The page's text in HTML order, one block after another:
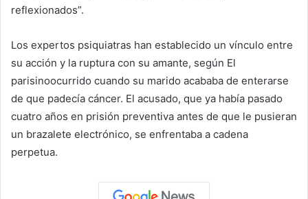
reflexionados”.
Los expertos psiquiatras han establecido un vínculo entre
su acción y la ruptura con su amante, según El
parisinoocurrido cuando su marido acababa de enterarse
de que padecía cáncer. El acusado, que ya había pasado
cuatro años en prisión preventiva antes de que le pusieran
un brazalete electrónico, se enfrentaba a cadena
perpetua.